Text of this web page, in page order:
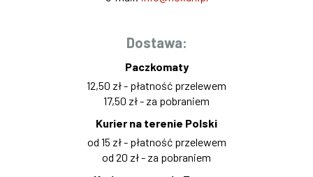
Dostawa:
Paczkomaty
12,50 zł - płatność przelewem
17,50 zł - za pobraniem
Kurier na terenie Polski
od 15 zł - płatność przelewem
od 20 zł - za pobraniem